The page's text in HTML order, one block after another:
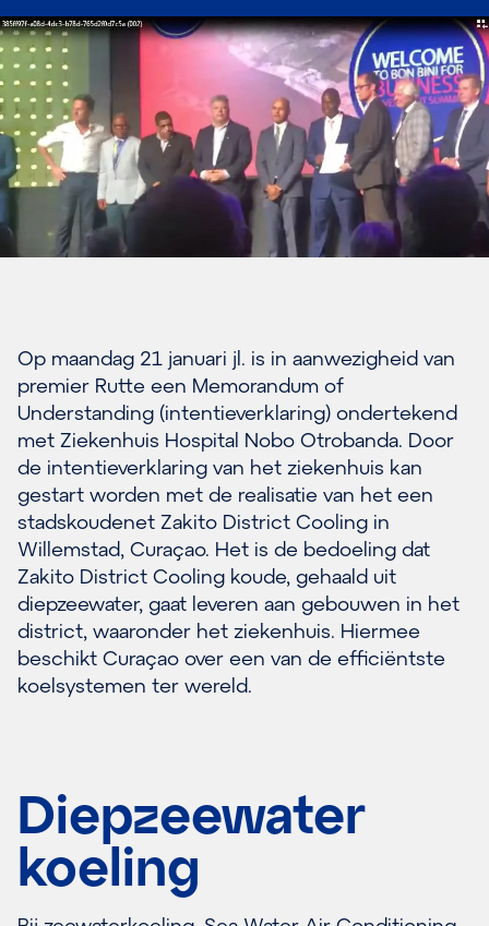
Op maandag 21 januari jl. is in aanwezigheid van
premier Rutte een Memorandum of
Understanding (intentieverklaring) ondertekend
met Ziekenhuis Hospital Nobo Otrobanda. Door
de intentieverklaring van het ziekenhuis kan
gestart worden met de realisatie van het een
stadskoudenet Zakito District Cooling in
Willemstad, Curaçao. Het is de bedoeling dat
Zakito District Cooling koude, gehaald uit
diepzeewater, gaat leveren aan gebouwen in het
district, waaronder het ziekenhuis. Hiermee
beschikt Curaçao over een van de efficiëntste
koelsystemen ter wereld.
Diepzeewater
koeling